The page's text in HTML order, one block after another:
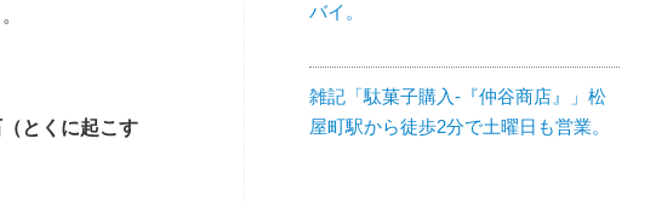
（とくに起こす
バイ。
雑記「駄菓子購入-『仲谷商店』」松
屋町駅から徒歩2分で土曜日も営業。